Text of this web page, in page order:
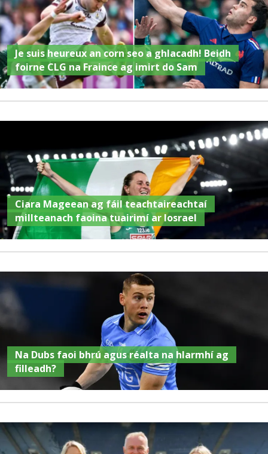
Je suis heureux an corn seo a ghlacadh! Beidh
foirne CLG na Fraince ag imirt do Sam
Ciara Mageean ag fáil teachtaireachtaí
millteanach faoina tuairimí ar Iosrael
Na Dubs faoi bhrú agus réalta na hIarmhí ag
filleadh?